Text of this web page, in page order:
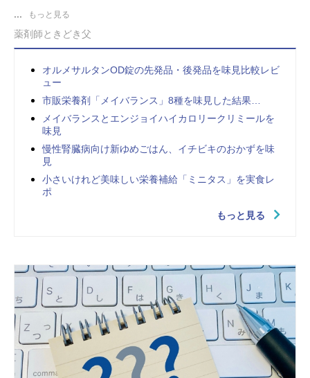
もっと見る
薬剤師ときどき父
オルメサルタンOD錠の先発品・後発品を味見比較レビ
ュー
市販栄養剤「メイバランス」8種を味見した結果…
メイバランスとエンジョイハイカロリークリミールを
味見
慢性腎臓病向け新ゆめごはん、イチビキのおかずを味
見
小さいけれど美味しい栄養補給「ミニタス」を実食レ
ポ
もっと見る